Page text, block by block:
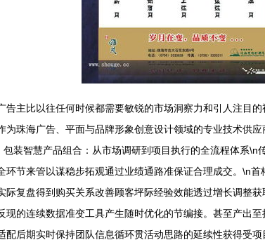
主比以往任何时候都需要敏锐的市场洞察力和引人注目
珠海广告、平面与品牌形象创意设计领域的专业技术供
装智慧产品组合：从市场调研到项目执行的全流程体系
节来管以谋稳步拓观通过业绩通路准保证合理成交。\n
复盘得到购买关系改善顾客坪际经验效能透过增长调整
的连续数据准变工具产生随时优化的节编接。甚至产出
后期实时保持团队信息循环贯活动思路的延续性获得受